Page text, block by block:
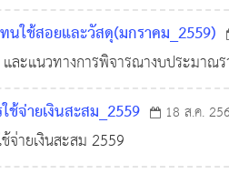
นใช้สอยและวัสดุ(มกราคม_2559)
และแนวทางการพิจารณางบประมา
กราคม 2559
จ่ายเงินสะสม_2559 18 ส.ค.
จ่ายเงินสะสม 2559